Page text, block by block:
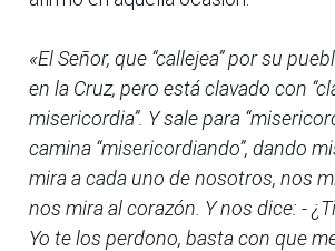
«El Señor, que “callejea” por su
en la Cruz, pero está clavado con
misericordia”. Y sale para
camina “misericordiando”, dando
mira a cada uno de nosotros, nos
nos mira al corazón. Y nos dice: -
Yo te los perdono, basta con que